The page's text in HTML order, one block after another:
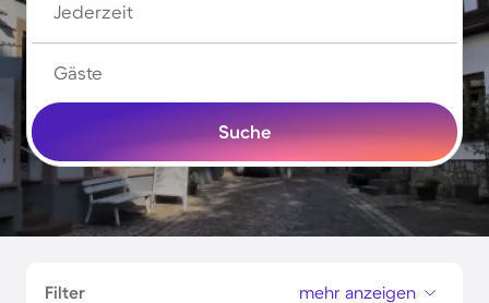
Jederzeit
Gäste
Suche
Filter mehr anzeigen